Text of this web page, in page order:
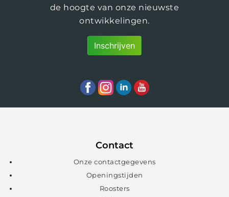
de hoogte van onze nieuwste
ontwikkelingen.
Inschrijven
Contact
Onze contactgegevens
Openingstijden
Roosters